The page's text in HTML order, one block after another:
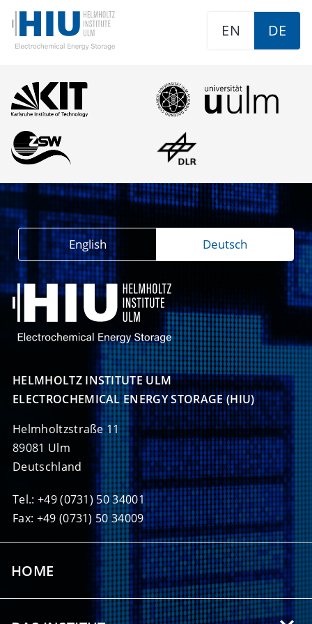
EN DE
HELMHOLTZ INSTITUTE ULM
ELECTROCHEMICAL ENERGY STORAGE (HIU)
Helmholtzstraße 11
89081 Ulm
Deutschland
Tel.: +49 (0731) 50 34001
Fax: +49 (0731) 50 34009
English Deutsch
HOME